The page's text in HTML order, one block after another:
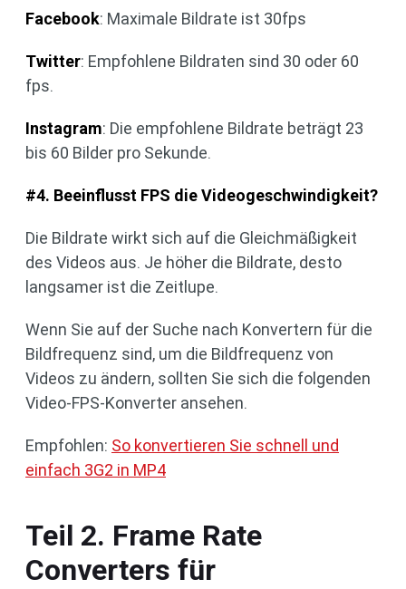
Facebook: Maximale Bildrate ist 30fps
Twitter: Empfohlene Bildraten sind 30 oder 60
fps.
Instagram: Die empfohlene Bildrate beträgt 23
bis 60 Bilder pro Sekunde.
#4. Beeinflusst FPS die Videogeschwindigkeit?
Die Bildrate wirkt sich auf die Gleichmäßigkeit
des Videos aus. Je höher die Bildrate, desto
langsamer ist die Zeitlupe.
Wenn Sie auf der Suche nach Konvertern für die
Bildfrequenz sind, um die Bildfrequenz von
Videos zu ändern, sollten Sie sich die folgenden
Video-FPS-Konverter ansehen.
Empfohlen: So konvertieren Sie schnell und
einfach 3G2 in MP4
Teil 2. Frame Rate
Converters für